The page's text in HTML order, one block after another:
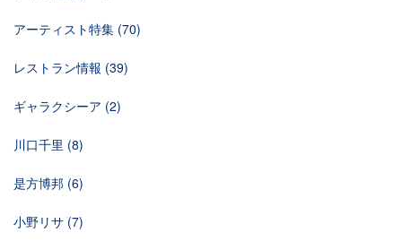
アーティスト特集 (70)
レストラン情報 (39)
ギャラクシーア (2)
川口千里 (8)
是方博邦 (6)
小野リサ (7)